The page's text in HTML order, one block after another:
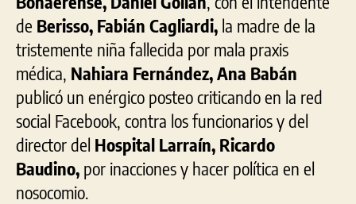
de Berisso, Fabián Cagliardi, la madre de la
tristemente niña fallecida por mala praxis
médica, Nahiara Fernández, Ana Babán
publicó un enérgico posteo criticando en la red
social Facebook, contra los funcionarios y del
director del Hospital Larraín, Ricardo
Baudino, por inacciones y hacer política en el
nosocomio.